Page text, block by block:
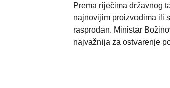
Prema riječima državnog
najnovijim proizvodima ili
rasprodan. Ministar
najvažnija za ostvarenje